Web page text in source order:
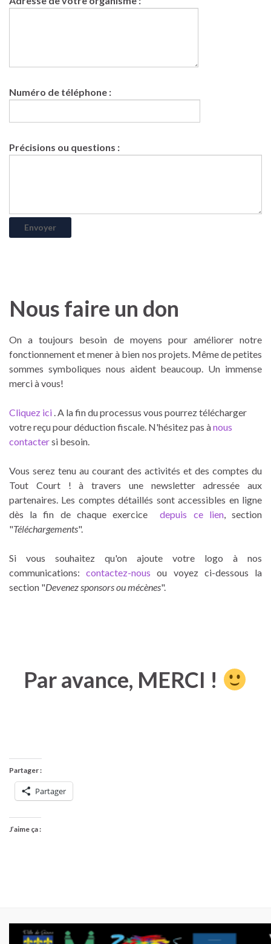
Numéro de téléphone :
Précisions ou questions :
Nous faire un don
On a toujours besoin de moyens pour améliorer notre
fonctionnement et mener à bien nos projets. Même de petites
sommes symboliques nous aident beaucoup. Un immense
merci à vous!
Cliquez ici . A la fin du processus vous pourrez télécharger
votre reçu pour déduction fiscale. N'hésitez pas ànous
contactersi besoin.
Vous serez tenu au courant des activités et des comptes du
Tout Court ! à travers une newsletter adressée aux
partenaires. Les comptes détaillés sont accessibles en ligne
dès la fin de chaque exercicedepuis ce lien, section
"Téléchargements".
Si vous souhaitez qu'on ajoute votre logo à nos
communications:contactez-nous ou voyez ci-dessous la
section "Devenez sponsors ou mécènes".
Par avance, MERCI !
Partager :
Partager
J’aime ça :